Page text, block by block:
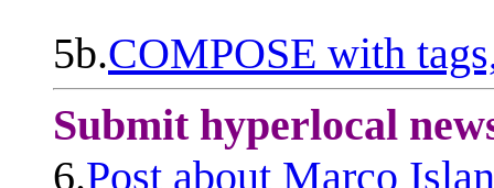
5b.COMPOSE with
Submit hyperlocal
6.Post about Marco